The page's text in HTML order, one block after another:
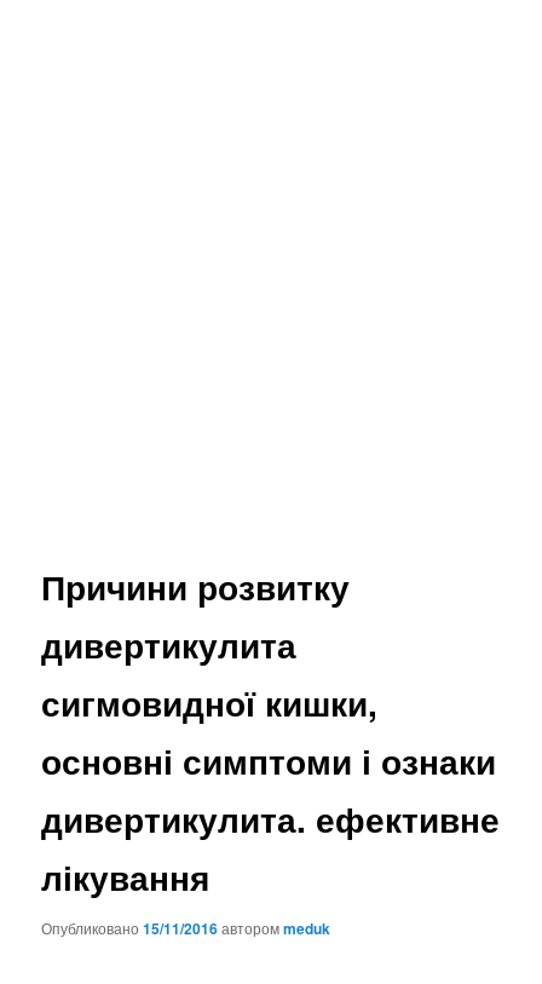
Причини розвитку
дивертикулита
сигмовидної кишки,
основні симптоми і ознаки
дивертикулита. ефективне
лікування
Опубликовано15/11/2016авторомmeduk